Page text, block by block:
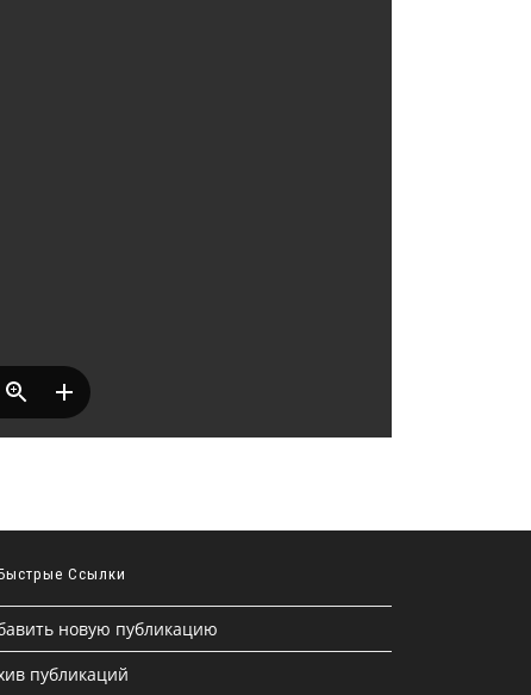
Ссылки
новую публикацию
публикаций